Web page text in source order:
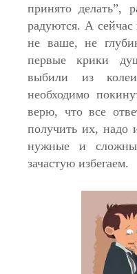
принято делать”,
радуются. А сейчас
не ваше, не
первые крики
выбили из
необходимо
верю, что все
получить их, надо
нужные и
зачастую избегаем.